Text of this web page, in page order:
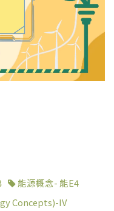
能源概念- 能E4
Concepts)-IV